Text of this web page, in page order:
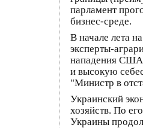
парламент
бизнес-среде.
В начале лета
эксперты-
нападения США
и высокую
"Министр в
Украинский
хозяйств. По
Украины